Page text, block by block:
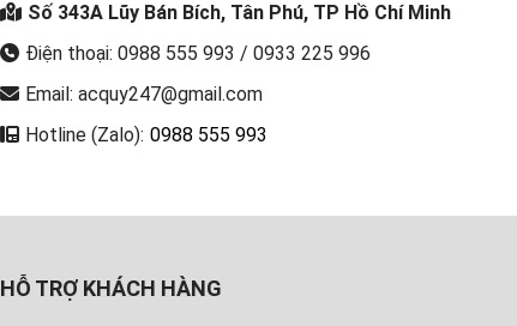
Số 343A Lũy Bán Bích, Tân Phú, TP Hồ Chí Minh
Điện thoại: 0988 555 993 / 0933 225 996
Email: acquy247@gmail.com
Hotline (Zalo): 0988 555 993
HỖ TRỢ KHÁCH HÀNG